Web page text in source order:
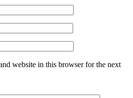
website in this browser for the next